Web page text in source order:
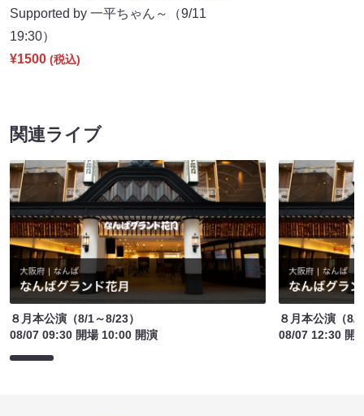
Supported by 一平ちゃん～（9/11
19:30）
¥1500 (税込)
関連ライブ
８月本公演（8/1～8/23）
08/07 09:30 開場 10:00 開演
８月本公演（8/
08/07 12:30 開